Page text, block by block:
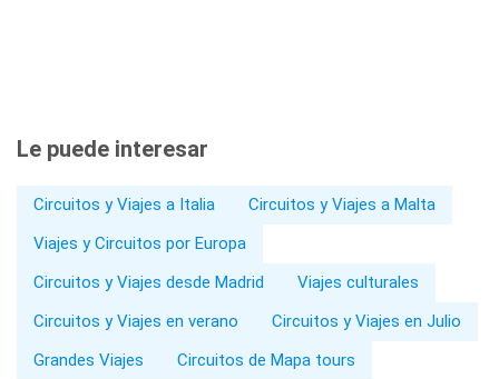
Le puede interesar
Circuitos y Viajes a Italia
Circuitos y Viajes a Malta
Viajes y Circuitos por Europa
Circuitos y Viajes desde Madrid
Viajes culturales
Circuitos y Viajes en verano
Circuitos y Viajes en Julio
Grandes Viajes
Circuitos de Mapa tours